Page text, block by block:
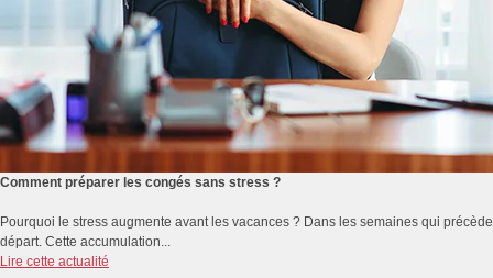
Comment préparer les congés sans stress ?
Pourquoi le stress augmente avant les vacances ? Dans les semaines qui
départ. Cette accumulation...
Lire cette actualité